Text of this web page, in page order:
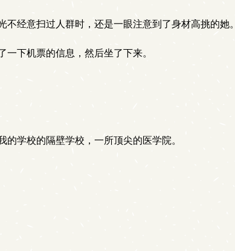
经意扫过人群时，还是一眼注意到了身材高挑的她。
下机票的信息，然后坐了下来。
学校的隔壁学校，一所顶尖的医学院。